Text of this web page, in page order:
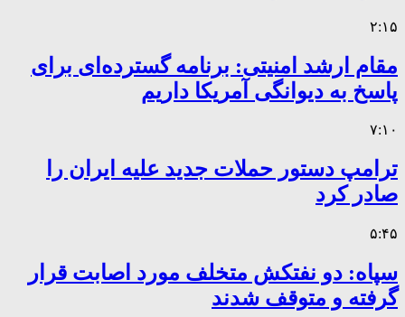
۲:۱۵
مقام ارشد امنیتی: برنامه گسترده‌ای برای
پاسخ به دیوانگی آمریکا داریم
۷:۱۰
ترامپ دستور حملات جدید علیه ایران را
صادر کرد
۵:۴۵
سپاه: دو نفتکش متخلف مورد اصابت قرار
گرفته و متوقف شدند